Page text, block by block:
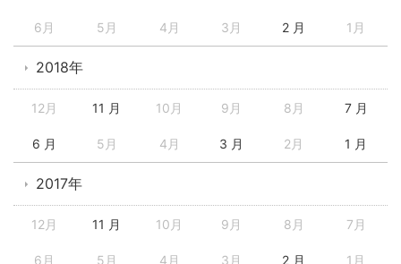
6月 5月 4月 3月 2 月 1月
2018年
12月 11 月 10月 9月 8月 7 月
6 月 5月 4月 3 月 2月 1 月
2017年
12月 11 月 10月 9月 8月 7月
6月 5月 4月 3月 2 月 1月